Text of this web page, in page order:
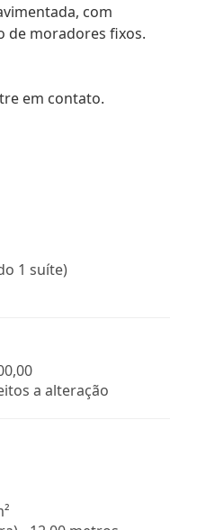
com
de moradores fixos.
em contato.
1 suíte)
a alteração